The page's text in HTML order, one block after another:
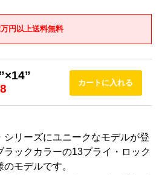
円以上送料無料
シリーズにユニークなモデルが登
ラックカラーの13プライ・ロック
モデルです。